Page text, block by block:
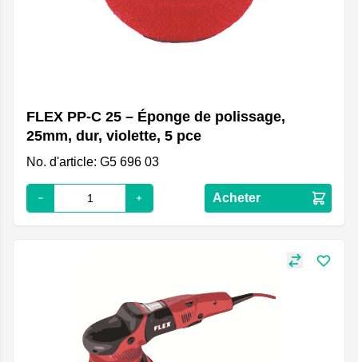
FLEX PP-C 25 – Éponge de polissage,
25mm, dur, violette, 5 pce
No. d'article: G5 696 03
Acheter